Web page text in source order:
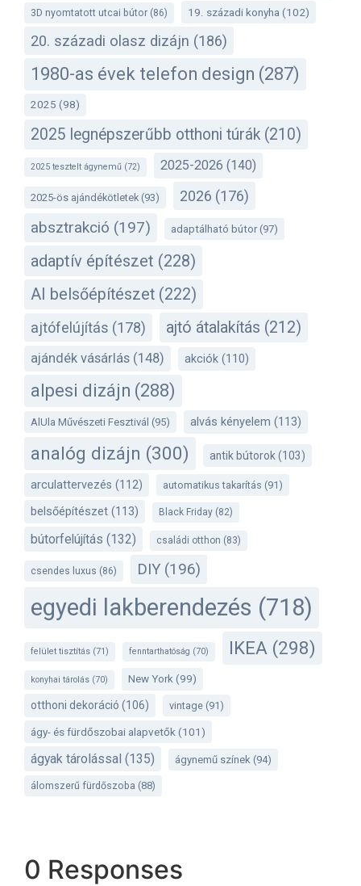
3D nyomtatott utcai bútor (86) 19. századi konyha (102)
20. századi olasz dizájn (186)
1980-as évek telefon design (287)
2025 (98)
2025 legnépszerűbb otthoni túrák (210)
2025 tesztelt ágynemű (72) 2025-2026 (140)
2025-ös ajándékötletek (93) 2026 (176)
absztrakció (197) adaptálható bútor(97)
adaptív építészet (228)
AI belsőépítészet (222)
ajtófelújítás (178) ajtó átalakítás (212)
ajándék vásárlás (148) akciók (110)
alpesi dizájn (288)
AlUla Művészeti Fesztivál (95) alvás kényelem (113)
analóg dizájn (300) antik bútorok (103)
arculattervezés (112) automatikus takarítás (91)
belsőépítészet (113) Black Friday (82)
bútorfelújítás (132) családi otthon (83)
csendes luxus (86) DIY (196)
egyedi lakberendezés (718)
felület tisztítás (71) fenntarthatóság (70) IKEA (298)
konyhai tárolás (70) New York (99)
otthoni dekoráció (106) vintage (91)
ágy- és fürdőszobai alapvetők (101)
ágyak tárolással (135) ágynemű színek (94)
álomszerű fürdőszoba (88)
0 Responses